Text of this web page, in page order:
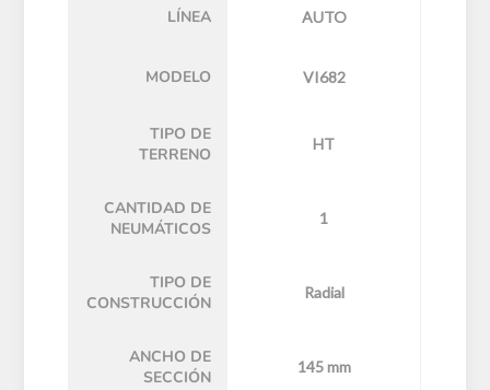
LÍNEA AUTO
MODELO VI682
TIPO DE
TERRENO
HT
CANTIDAD DE
NEUMÁTICOS
1
TIPO DE
CONSTRUCCIÓN
Radial
ANCHO DE
SECCIÓN
145 mm